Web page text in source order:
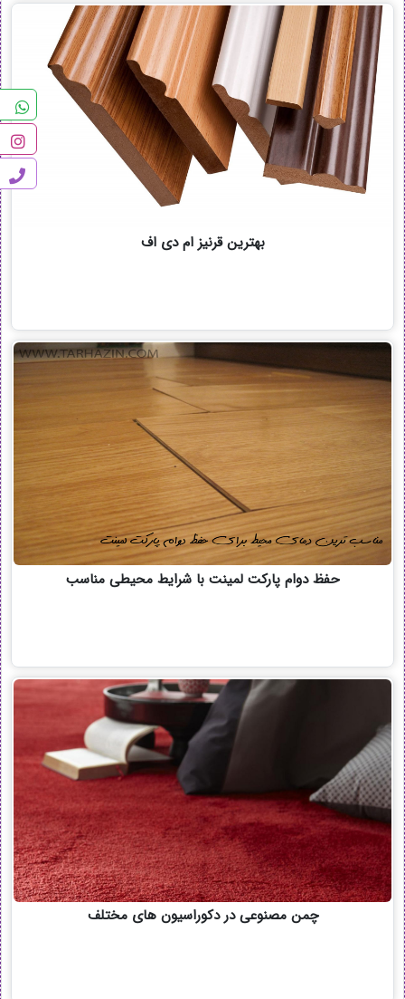
بهترین قرنیز ام دی اف
حفظ دوام پارکت لمینت با شرایط محیطی مناسب
چمن مصنوعی در دکوراسیون های مختلف